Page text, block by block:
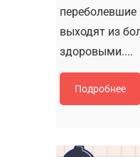
переболевшие
выходят из
здоровыми....
Подробнее